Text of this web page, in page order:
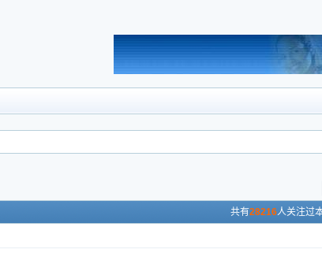
共有28216人关注过